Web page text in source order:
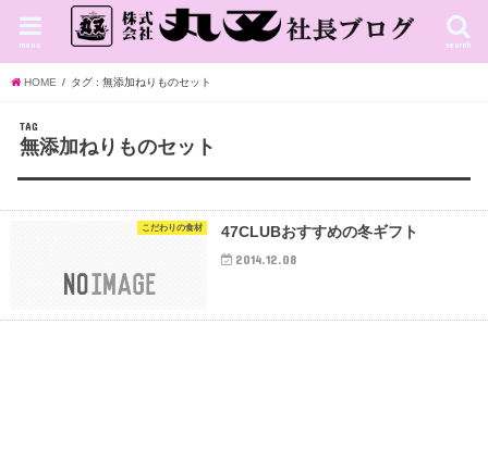
search
menu
HOME タグ : 無添加ねりものセット
TAG
無添加ねりものセット
こだわりの食材 47CLUBおすすめの冬ギフト
2014.12.08